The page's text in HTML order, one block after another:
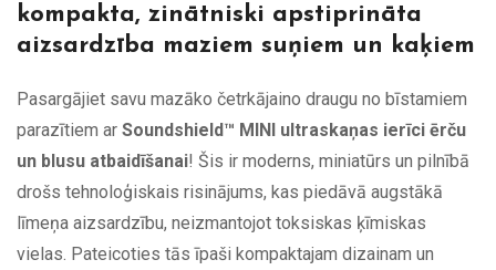
kompakta, zinātniski apstiprināta
aizsardzība maziem suņiem un kaķiem
Pasargājiet savu mazāko četrkājaino draugu no bīstamiem
parazītiem ar Soundshield™ MINI ultraskaņas ierīci ērču
un blusu atbaidīšanai! Šis ir moderns, miniatūrs un pilnībā
drošs tehnoloģiskais risinājums, kas piedāvā augstākā
līmeņa aizsardzību, neizmantojot toksiskas ķīmiskas
vielas. Pateicoties tās īpaši kompaktajam dizainam un